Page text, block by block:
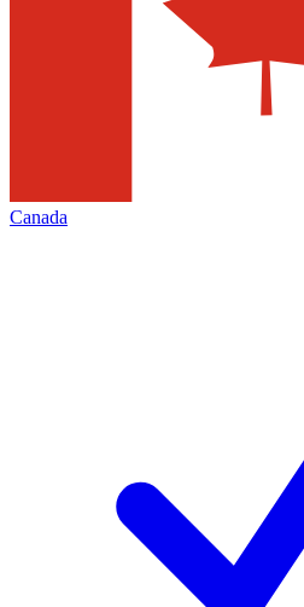
Canada